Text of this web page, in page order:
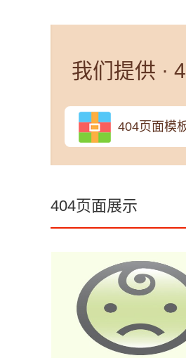
我们提供 ·
404页面模
404页面展示